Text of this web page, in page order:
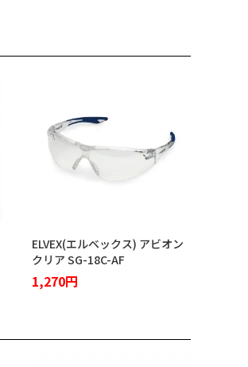
ELVEX(エルベックス) アビオン
クリア SG-18C-AF
1,270円